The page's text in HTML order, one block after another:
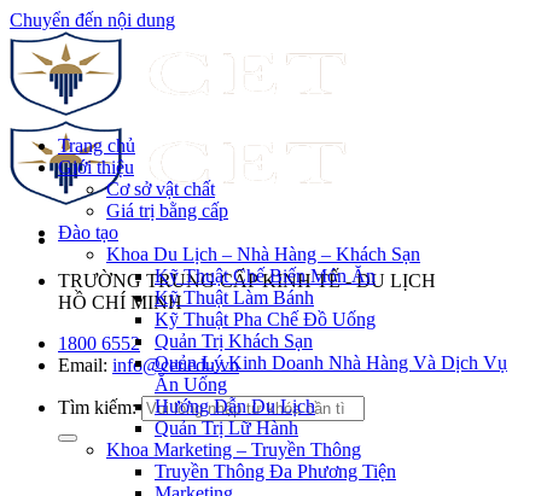
Chuyển đến nội dung
TRƯỜNG TRUNG CẤP KINH TẾ - DU LỊCH
HỒ CHÍ MINH
1800 6552
Email: info@cet.edu.vn
Tìm kiếm:
Trang chủ
Giới thiệu
Cơ sở vật chất
Giá trị bằng cấp
Đào tạo
Khoa Du Lịch – Nhà Hàng – Khách Sạn
Kỹ Thuật Chế Biến Món Ăn
Kỹ Thuật Làm Bánh
Kỹ Thuật Pha Chế Đồ Uống
Quản Trị Khách Sạn
Quản Lý Kinh Doanh Nhà Hàng Và Dịch Vụ
Ăn Uống
Hướng Dẫn Du Lịch
Quản Trị Lữ Hành
Khoa Marketing – Truyền Thông
Truyền Thông Đa Phương Tiện